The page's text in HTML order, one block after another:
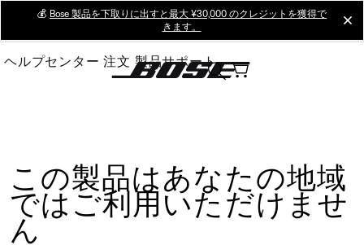
Main
💰 Bose 製品を下取りに出すと最大 ¥30,000 のクレジットを獲得で
きます。
ヘルプセンター 注文 製品サポート
この製品はあなたの地域
ではご利用いただけませ
ん